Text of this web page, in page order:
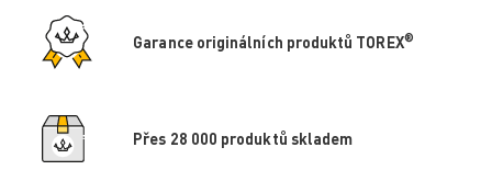
Garance originálních produktů TOREX®
Přes 28 000 produktů skladem